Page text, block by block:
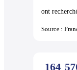
ont
Source :
164